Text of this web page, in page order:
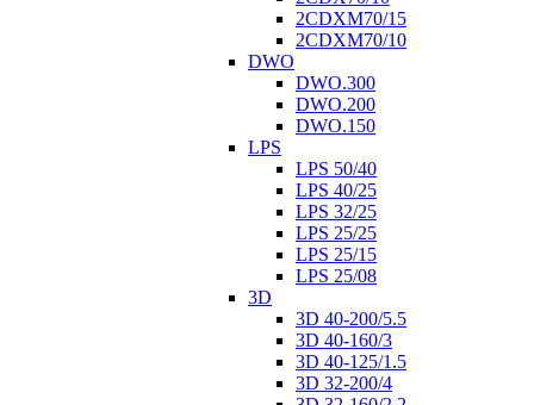
2CDXM70/15
2CDXM70/10
DWO
DWO.300
DWO.200
DWO.150
LPS
LPS 50/40
LPS 40/25
LPS 32/25
LPS 25/25
LPS 25/15
LPS 25/08
3D
3D 40-200/5.5
3D 40-160/3
3D 40-125/1.5
3D 32-200/4